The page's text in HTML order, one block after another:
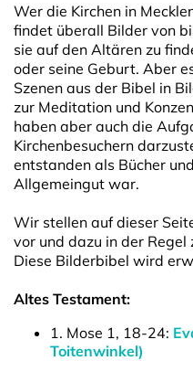
Wer die Kirchen in
findet überall Bilder von
sie auf den Altären zu
oder seine Geburt. Aber
Szenen aus der Bibel in
zur Meditation und
haben aber auch die
Kirchenbesuchern
entstanden als Bücher
Allgemeingut war.
Wir stellen auf dieser
vor und dazu in der
Diese Bilderbibel wird
Altes Testament:
1. Mose 1, 18-24:
Toitenwinkel)